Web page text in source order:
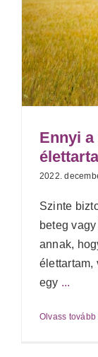
Ennyi
2022.
Szinte
beteg
annak,
élettartam,
egy ...
Olvass tovább